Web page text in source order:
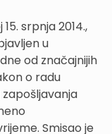
srpnja 2014.,
u
od značajnijih
o radu
Smisao je